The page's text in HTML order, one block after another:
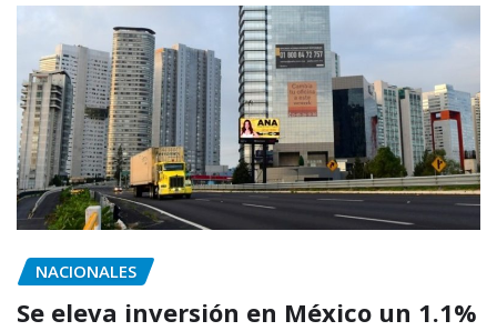
NACIONALES
Se eleva inversión en México un 1.1%